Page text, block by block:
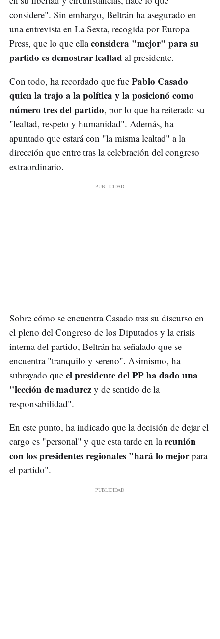
considere". Sin embargo, Beltrán ha asegurado en
una entrevista en La Sexta, recogida por Europa
Press, que lo que ellaconsidera "mejor" para su
partido es demostrar lealtad al presidente.
Con todo, ha recordado que fue Pablo Casado
quien la trajo a la política y la posicionó como
número tres del partido, por lo que ha reiterado su
"lealtad, respeto y humanidad". Además, ha
apuntado que estará con "la misma lealtad" a la
dirección que entre tras la celebración del congreso
extraordinario.
Sobre cómo se encuentra Casado tras su discurso en
el pleno del Congreso de los Diputados y la crisis
interna del partido, Beltrán ha señalado que se
encuentra "tranquilo y sereno". Asimismo, ha
subrayado que el presidente del PP ha dado una
"lección de madurez y de sentido de la
responsabilidad".
En este punto, ha indicado que la decisión de dejar el
cargo es "personal" y que esta tarde en lareunión
con los presidentes regionales "hará lo mejorpara
el partido".